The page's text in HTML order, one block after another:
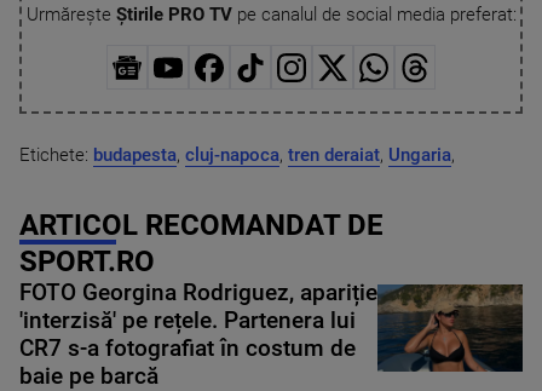
Urmărește Știrile PRO TVpe canalul de social media preferat:
Etichete: budapesta, cluj-napoca, tren deraiat, Ungaria,
ARTICOL RECOMANDAT DE
SPORT.RO
FOTO Georgina Rodriguez, apariție
'interzisă' pe rețele. Partenera lui
CR7 s-a fotografiat în costum de
baie pe barcă